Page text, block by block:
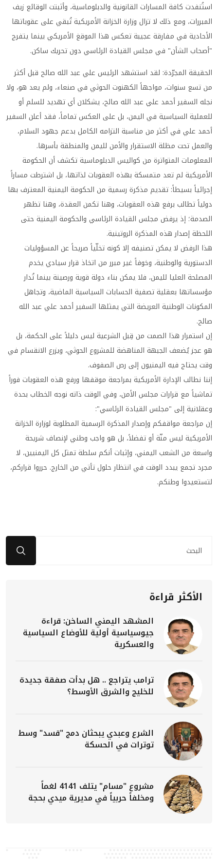
استُنفدت كافة المسارات القانونية والدبلوماسية، وأثبتت الوقائع زيف
المبررات، ومع ذلك لا تزال وزارة الخزانة الأمريكية تُبقي على عقوباتها
الأحادية في مفارقة عجيبة تعكس هذا الموقغ الأمريكي بينما يتفرج
"أصحاب الشأن" في مجلس القيادة الرئاسي دون تحريك ساكن.
الحقيقة المجرّدة: لقد استشهد الرئيس علي عبد الله صالح قبل أكثر
من تسع سنوات، مواجهاً الكهنوت الحوثي في صنعاء، ولم يعد هو، ولا
نجله السفير أحمد علي عبد الله صالح، يشكلان أي تهديد للسلم أو
للعملية السياسية في اليمن، بل على العكس تماماً، فقد أعلن السفير
أحمد علي في أكثر من مناسبة التزامه الكامل بدعم جهود السلام،
والعمل تحت مظلة الاستقرار والأمن لليمن والمنطقة بأسرها.
المعلومات المتواترة من كواليس الدبلوماسية تكشف أن الحكومة
الأمريكية لم تعد متمسكة بهذه العقوبات لذاتها، بل اشترطت مساراً
إجرائياً بسيطاً: تقديم مذكرة رسمية من الحكومة اليمنية المعترف بها
دولياً تطالب برفع هذه العقوبات، وهنا تكمن العقدة، وهنا تظهر
الصدمة؛ إذ يرفض مجلس القيادة الرئاسي والحكومة اليمنية حتى
اللحظة إصدار هذه المذكرة الروتينية.
هذا الرفض لا يمكن تصنيفه إلا كونه تخلّياً صريحاً عن المسؤوليات
الدستورية والوطنية، وخوفاً غير مبرر من اتخاذ قرار سيادي يخدم
المصلحة العليا لليمن، فلا يمكن بناء دولة قوية ورصينة بينما تُدار
مؤسساتها بعقلية تصفية الحسابات السياسية الماضية، وتجاهل
المكونات الوطنية العريضة التي يمثلها السفير أحمد علي عبد الله
صالح.
إن استمرار هذا الصمت من قِبل الشرعية ليس دليلاً على الحكمة، بل
هو عجز يُضعف الجبهة المناهضة للمشروع الحوثي، ويزرع الانقسام في
وقت يحتاج فيه اليمنيون إلى رص الصفوف.
إننا نطالب الإدارة الأمريكية بمراجعة موقفها ورفع هذه العقوبات فوراً
تماشياً مع قرارات مجلس الأمن، وفي الوقت ذاته نوجه الخطاب بحدة
وعقلانية إلى "مجلس القيادة الرئاسي":
إن مراجعة مواقفكم وإصدار المذكرة الرسمية المطلوبة لوزارة الخزانة
الأمريكية ليس منّة أو تفضلاً، بل هو واجب وطني لإنصاف شريحة
واسعة من الشعب اليمني، وإثبات أنكم سلطة تمثل كل اليمنيين، لا
مجرد تجمع يبدد الوقت في انتظار حلول تأتي من الخارج. حرروا قراركم،
لتستعيدوا وطنكم.
الأكثر قراءة
المشهد اليمني الساخن: قراءة
جيوسياسية أولية للأوضاع السياسية
والعسكرية
ترامب يتراجع .. هل بدأت صفقة جديدة
للخليج والشرق الأوسط؟
الشرع وعبدي يبحثان دمج "قسد" وسط
توترات في الحسكة
مشروع "مسام" يتلف 4141 لغماً
ومخلفاً حربياً في مديرية ميدي بحجة